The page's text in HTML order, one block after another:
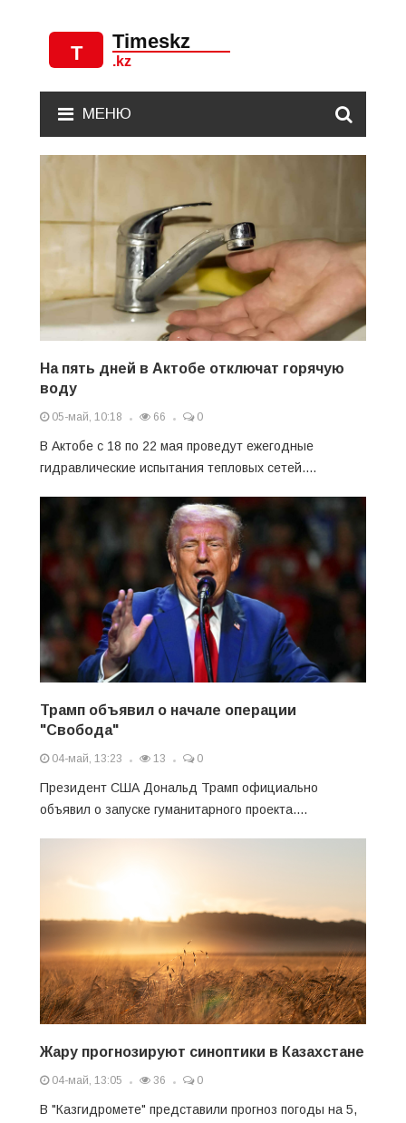
МЕНЮ
На пять дней в Актобе отключат горячую
воду
05-май, 10:18 66 0
В Актобе с 18 по 22 мая проведут ежегодные
гидравлические испытания тепловых сетей....
Трамп объявил о начале операции
"Свобода"
04-май, 13:23 13 0
Президент США Дональд Трамп официально
объявил о запуске гуманитарного проекта....
Жару прогнозируют синоптики в Казахстане
04-май, 13:05 36 0
В "Казгидромете" представили прогноз погоды на 5,